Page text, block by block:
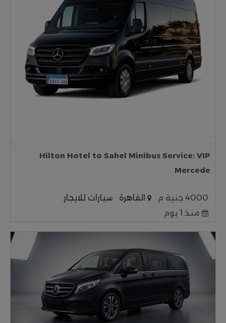
Hilton Hotel to Sahel Minibus Service: VIP
Mercede
4000 جنية م القاهرة
سيارات للايجار
منذ 1 يوم